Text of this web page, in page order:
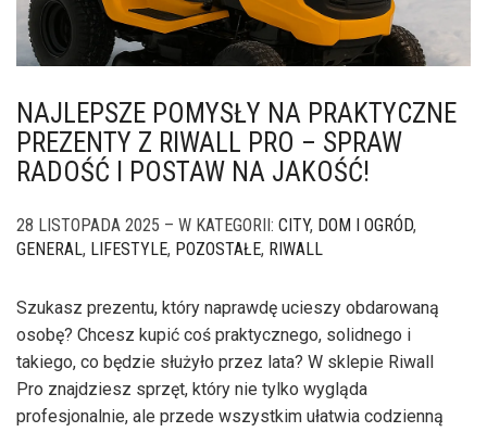
NAJLEPSZE POMYSŁY NA PRAKTYCZNE
PREZENTY Z RIWALL PRO – SPRAW
RADOŚĆ I POSTAW NA JAKOŚĆ!
28 LISTOPADA 2025 – W KATEGORII: CITY, DOM I OGRÓD,
GENERAL, LIFESTYLE, POZOSTAŁE, RIWALL
Szukasz prezentu, który naprawdę ucieszy obdarowaną
osobę? Chcesz kupić coś praktycznego, solidnego i
takiego, co będzie służyło przez lata? W sklepie Riwall
Pro znajdziesz sprzęt, który nie tylko wygląda
profesjonalnie, ale przede wszystkim ułatwia codzienną